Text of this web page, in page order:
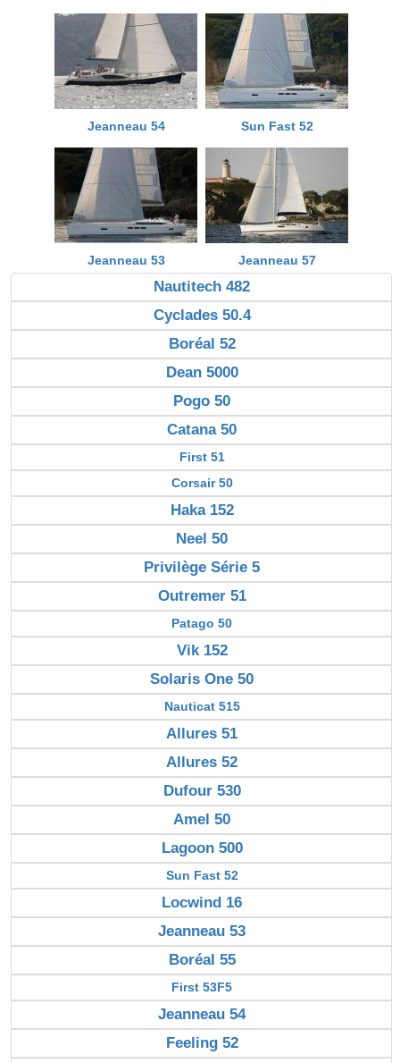
Jeanneau 54 Sun Fast 52
Jeanneau 53 Jeanneau 57
Nautitech 482
Cyclades 50.4
Boréal 52
Dean 5000
Pogo 50
Catana 50
First 51
Corsair 50
Haka 152
Neel 50
Privilège Série 5
Outremer 51
Patago 50
Vik 152
Solaris One 50
Nauticat 515
Allures 51
Allures 52
Dufour 530
Amel 50
Lagoon 500
Sun Fast 52
Locwind 16
Jeanneau 53
Boréal 55
First 53F5
Jeanneau 54
Feeling 52